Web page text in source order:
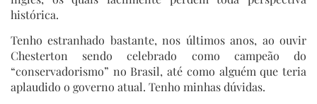
histórica.
Tenho estranhado bastante, nos últimos anos, ao ouvir
Chesterton sendo celebrado como campeão do
“conservadorismo” no Brasil, até como alguém que teria
aplaudido o governo atual. Tenho minhas dúvidas.